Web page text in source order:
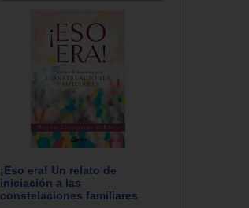
¡Eso era! Un relato de
iniciación a las
constelaciones familiares